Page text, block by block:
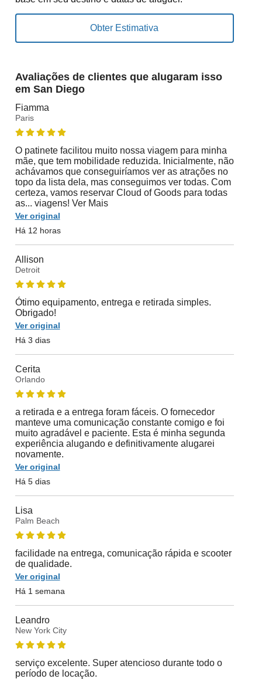
Avaliações de clientes que alugaram isso
em San Diego
Fiamma
Paris
O patinete facilitou muito nossa viagem para minha
mãe, que tem mobilidade reduzida. Inicialmente, não
achávamos que conseguiríamos ver as atrações no
topo da lista dela, mas conseguimos ver todas. Com
certeza, vamos reservar Cloud of Goods para todas
as... viagens! Ver Mais
Ver original
Há 12 horas
Allison
Detroit
Ótimo equipamento, entrega e retirada simples.
Obrigado!
Ver original
Há 3 dias
Cerita
Orlando
a retirada e a entrega foram fáceis. O fornecedor
manteve uma comunicação constante comigo e foi
muito agradável e paciente. Esta é minha segunda
experiência alugando e definitivamente alugarei
novamente.
Ver original
Há 5 dias
Lisa
Palm Beach
facilidade na entrega, comunicação rápida e scooter
de qualidade.
Ver original
Há 1 semana
Leandro
New York City
serviço excelente. Super atencioso durante todo o
período de locação.